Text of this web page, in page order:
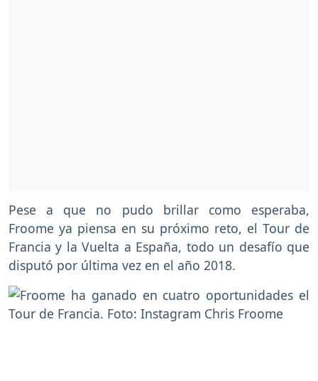
Pese a que no pudo brillar como esperaba,
Froome ya piensa en su próximo reto, el Tour de
Francia y la Vuelta a España, todo un desafío que
disputó por última vez en el año 2018.